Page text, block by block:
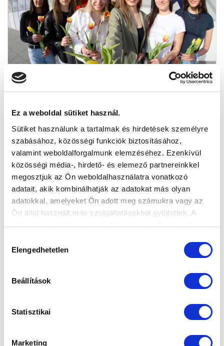
Ez a weboldal sütiket használ.
Sütiket használunk a tartalmak és hirdetések személyre
szabásához, közösségi funkciók biztosításához,
valamint weboldalforgalmunk elemzéséhez. Ezenkívül
közösségi média-, hirdető- és elemező partnereinkkel
megosztjuk az Ön weboldalhasználatra vonatkozó
adatait, akik kombinálhatják az adatokat más olyan
adatokkal, amelyeket Ön adott meg számukra vagy az
Ön által használt más szolgáltatásokból gyűjtöttek. A
weboldalon való böngészés folytatásával Ön hozzájárul a
kiválasztása
Elengedhetetlen
Beállítások
Statisztikai
Marketing
JÁTÉKOSAINK
KÉPGALÉRIA: MTK BUDAPEST-KÉSZ-ST. MIHÁLY-SZEGED 5-0